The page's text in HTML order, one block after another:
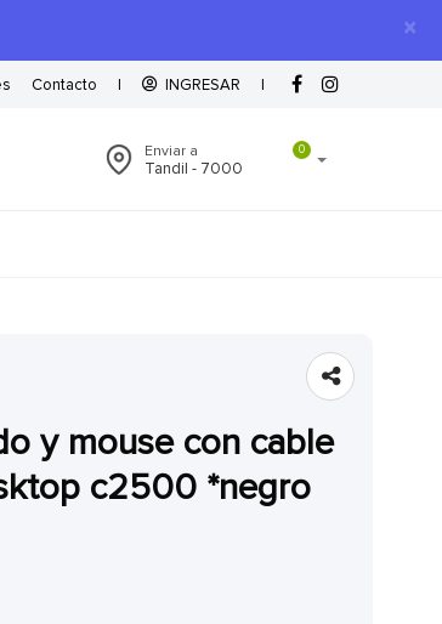
×
Contacto | INGRESAR |
0
Enviar a
Tandil - 7000
c2500 *negro